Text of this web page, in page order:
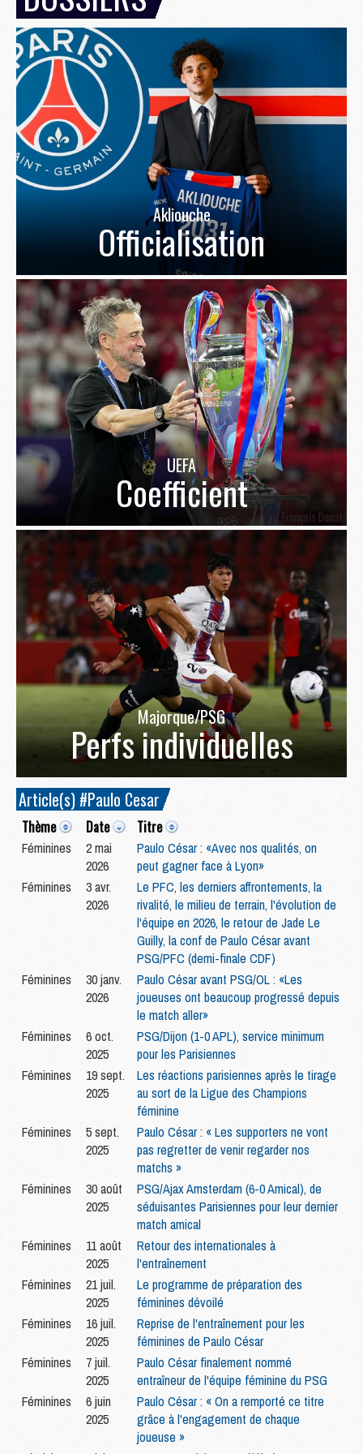
Akliouche
Officialisation
UEFA
Coefficient
Majorque/PSG
Perfs individuelles
Article(s) #Paulo Cesar
Thème Date Titre
Féminines
2 mai
2026
Paulo César : «Avec nos qualités, on
peut gagner face à Lyon»
Féminines
3 avr.
2026
Le PFC, les derniers affrontements, la
rivalité, le milieu de terrain, l'évolution de
l'équipe en 2026, le retour de Jade Le
Guilly, la conf de Paulo César avant
PSG/PFC (demi-finale CDF)
Féminines
30 janv.
2026
Paulo César avant PSG/OL : «Les
joueuses ont beaucoup progressé depuis
le match aller»
Féminines
6 oct.
2025
PSG/Dijon (1-0 APL), service minimum
pour les Parisiennes
Féminines
19 sept.
2025
Les réactions parisiennes après le tirage
au sort de la Ligue des Champions
féminine
Féminines
5 sept.
2025
Paulo César : « Les supporters ne vont
pas regretter de venir regarder nos
matchs »
Féminines
30 août
2025
PSG/Ajax Amsterdam (6-0 Amical), de
séduisantes Parisiennes pour leur dernier
match amical
Féminines
11 août
2025
Retour des internationales à
l'entraînement
Féminines
21 juil.
2025
Le programme de préparation des
féminines dévoilé
Féminines
16 juil.
2025
Reprise de l'entraînement pour les
féminines de Paulo César
Féminines
7 juil.
2025
Paulo César finalement nommé
entraîneur de l'équipe féminine du PSG
Féminines
6 juin
2025
Paulo César : « On a remporté ce titre
grâce à l'engagement de chaque
joueuse »